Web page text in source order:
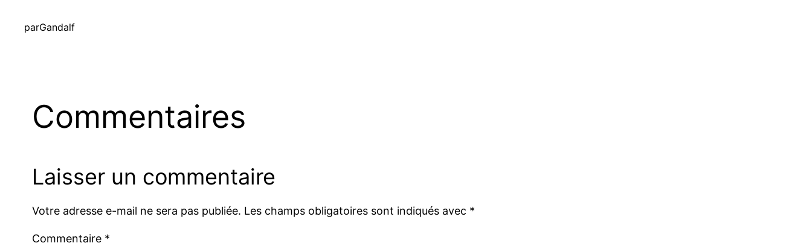
parGandalf
Commentaires
Laisser un commentaire
Votre adresse e-mail ne sera pas publiée. Les champs obligatoires sont indiqués avec *
Commentaire *